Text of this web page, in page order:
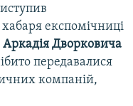
експомічниці
Аркадія Дворковича
передавалися
компаній,